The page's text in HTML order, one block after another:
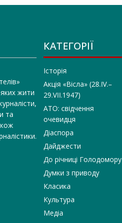
жити
та
КАТЕГОРІЇ
Історія
Акція «Вісла» (28.IV.–
29.VII.1947)
АТО: свідчення
очевидця
Діаспора
Дайджести
До річниці Голодомору
Думки з приводу
Класика
Культура
Медіа